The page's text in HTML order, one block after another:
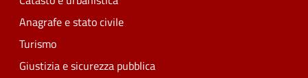
Anagrafe e stato civile
Turismo
Giustizia e sicurezza pubblica